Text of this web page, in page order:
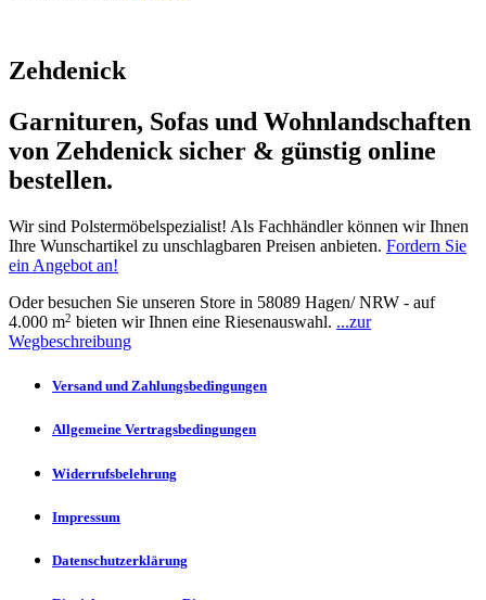
Zehdenick
Garnituren, Sofas und Wohnlandschaften
von Zehdenick sicher & günstig online
bestellen.
Wir sind Polstermöbelspezialist! Als Fachhändler können wir Ihnen
Ihre Wunschartikel zu unschlagbaren Preisen anbieten. Fordern Sie
ein Angebot an!
Oder besuchen Sie unseren Store in 58089 Hagen/ NRW - auf
4.000 m2 bieten wir Ihnen eine Riesenauswahl. ...zur
Wegbeschreibung
Versand und Zahlungsbedingungen
Allgemeine Vertragsbedingungen
Widerrufsbelehrung
Impressum
Datenschutzerklärung